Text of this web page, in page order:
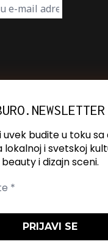
uvek budite u toku
lokalnoj i svetskoj
beauty i dizajn sceni.